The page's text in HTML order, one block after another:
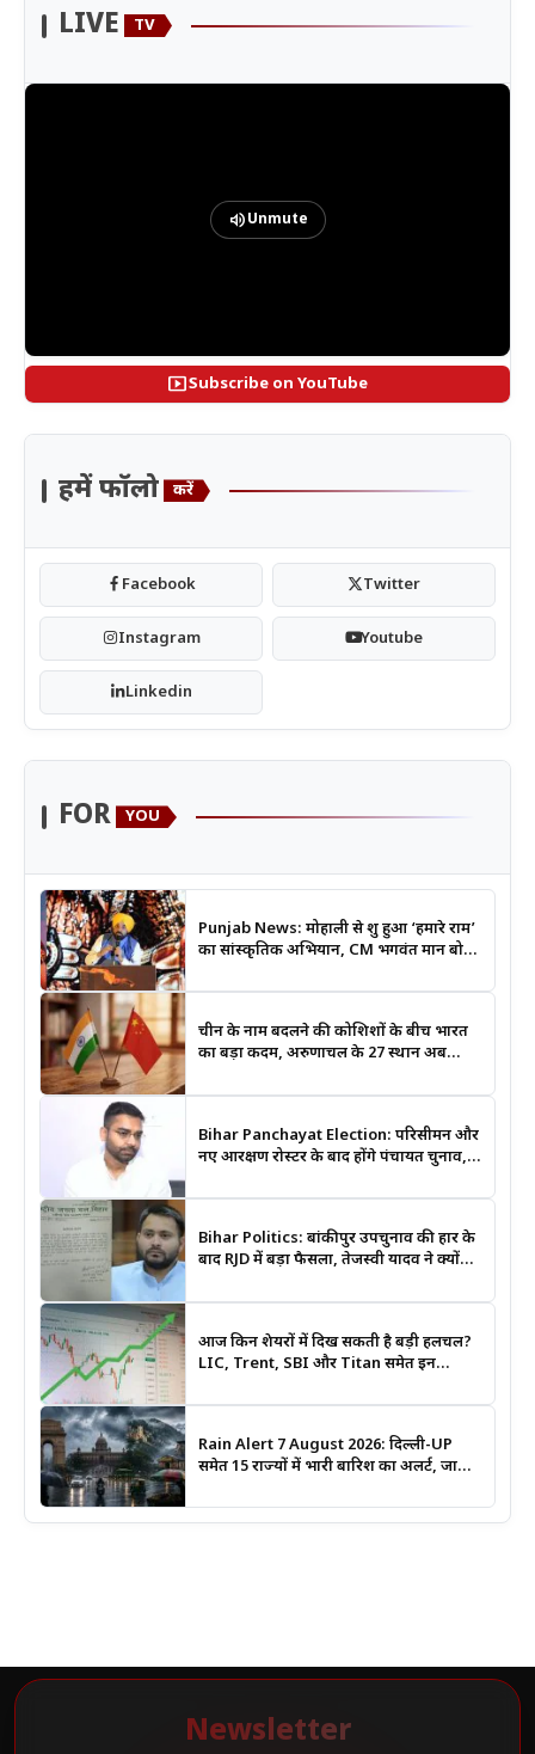
LIVE TV
volume_upUnmute
smart_displaySubscribe on YouTube
हमें फॉलो करें
Facebook Twitter
Instagram Youtube
Linkedin
FOR YOU
Punjab News: मोहाली से शुरू हुआ ‘हमारे राम’
का सांस्कृतिक अभियान, CM भगवंत मान बोले-
चीन के नाम बदलने की कोशिशों के बीच भारत
का बड़ा कदम, अरुणाचल के 27 स्थान अब
Bihar Panchayat Election: परिसीमन और
नए आरक्षण रोस्टर के बाद होंगे पंचायत चुनाव,
Bihar Politics: बांकीपुर उपचुनाव की हार के
बाद RJD में बड़ा फैसला, तेजस्वी यादव ने क्यों
आज किन शेयरों में दिख सकती है बड़ी हलचल?
LIC, Trent, SBI और Titan समेत इन
Rain Alert 7 August 2026: दिल्ली-UP
समेत 15 राज्यों में भारी बारिश का अलर्ट, जानिए
Newsletter